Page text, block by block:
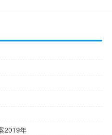
2019年